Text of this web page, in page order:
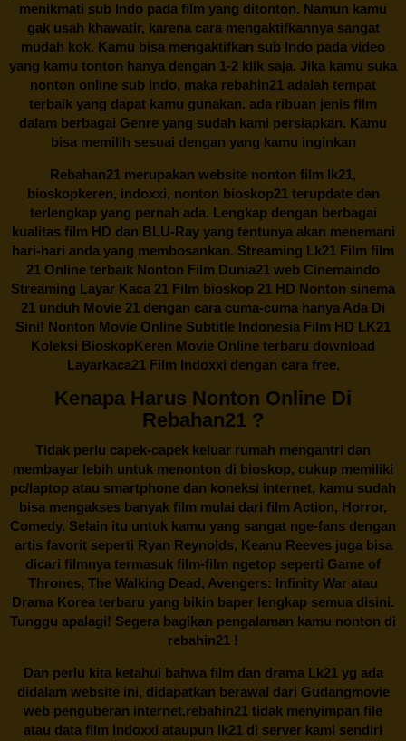
menikmati sub Indo pada film yang ditonton. Namun kamu
gak usah khawatir, karena cara mengaktifkannya sangat
mudah kok. Kamu bisa mengaktifkan sub Indo pada video
yang kamu tonton hanya dengan 1-2 klik saja. Jika kamu suka
nonton online sub Indo, maka rebahin21 adalah tempat
terbaik yang dapat kamu gunakan. ada ribuan jenis film
dalam berbagai Genre yang sudah kami persiapkan. Kamu
bisa memilih sesuai dengan yang kamu inginkan
Rebahan21 merupakan website nonton film lk21,
bioskopkeren, indoxxi, nonton bioskop21 terupdate dan
terlengkap yang pernah ada. Lengkap dengan berbagai
kualitas film HD dan BLU-Ray yang tentunya akan menemani
hari-hari anda yang membosankan. Streaming Lk21 Film film
21 Online terbaik Nonton Film Dunia21 web Cinemaindo
Streaming Layar Kaca 21 Film bioskop 21 HD Nonton sinema
21 unduh Movie 21 dengan cara cuma-cuma hanya Ada Di
Sini! Nonton Movie Online Subtitle Indonesia Film HD LK21
Koleksi BioskopKeren Movie Online terbaru download
Layarkaca21 Film Indoxxi dengan cara free.
Kenapa Harus Nonton Online Di
Rebahan21 ?
Tidak perlu capek-capek keluar rumah mengantri dan
membayar lebih untuk menonton di bioskop, cukup memiliki
pc/laptop atau smartphone dan koneksi internet, kamu sudah
bisa mengakses banyak film mulai dari film Action, Horror,
Comedy. Selain itu untuk kamu yang sangat nge-fans dengan
artis favorit seperti Ryan Reynolds, Keanu Reeves juga bisa
dicari filmnya termasuk film-film ngetop seperti Game of
Thrones, The Walking Dead, Avengers: Infinity War atau
Drama Korea terbaru yang bikin baper lengkap semua disini.
Tunggu apalagi! Segera bagikan pengalaman kamu nonton di
rebahin21 !
Dan perlu kita ketahui bahwa film dan dramaLk21yg ada
didalam website ini, didapatkan berawal dari Gudangmovie
web penguberan internet.rebahin21 tidak menyimpan file
atau data film Indoxxi ataupun lk21 di server kami sendiri